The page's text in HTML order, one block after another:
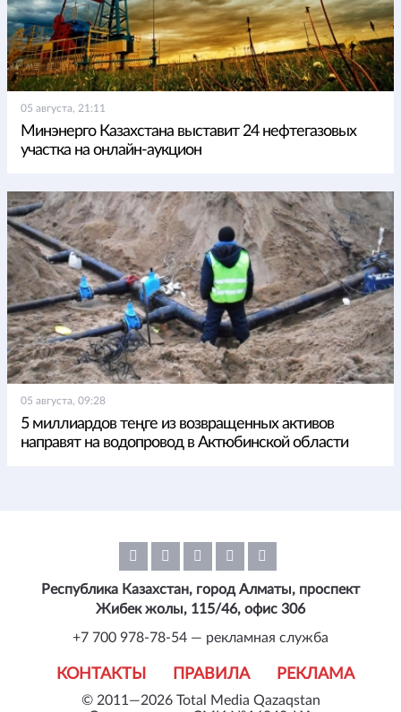
05 августа, 21:11
Минэнерго Казахстана выставит 24 нефтегазовых
участка на онлайн-аукцион
05 августа, 09:28
5 миллиардов теңге из возвращенных активов
направят на водопровод в Актюбинской области
© 2011—2026 Total Media Qazaqstan
КОНТАКТЫ ПРАВИЛА РЕКЛАМА
Республика Казахстан, город Алматы, проспект
Жибек жолы, 115/46, офис 306
+7 700 978-78-54 — рекламная служба